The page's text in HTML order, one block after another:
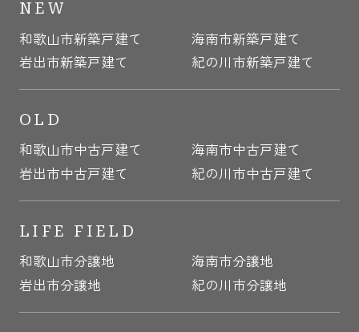
NEW
和歌山市新築戸建て
海南市新築戸建て
岩出市新築戸建て
紀の川市新築戸建て
OLD
和歌山市中古戸建て
海南市中古戸建て
岩出市中古戸建て
紀の川市中古戸建て
LIFE FIELD
和歌山市分譲地
海南市分譲地
岩出市分譲地
紀の川市分譲地